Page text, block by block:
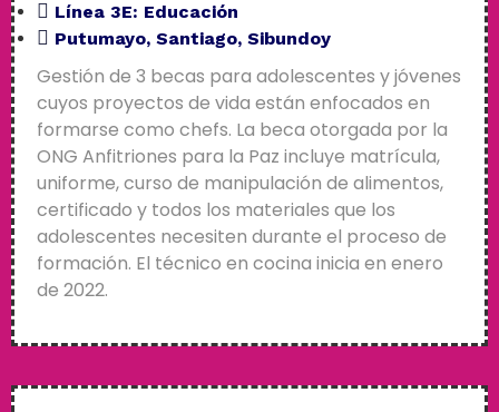
Línea 3E: Educación
Putumayo, Santiago, Sibundoy
Gestión de 3 becas para adolescentes y jóvenes
cuyos proyectos de vida están enfocados en
formarse como chefs. La beca otorgada por la
ONG Anfitriones para la Paz incluye matrícula,
uniforme, curso de manipulación de alimentos,
certificado y todos los materiales que los
adolescentes necesiten durante el proceso de
formación. El técnico en cocina inicia en enero
de 2022.